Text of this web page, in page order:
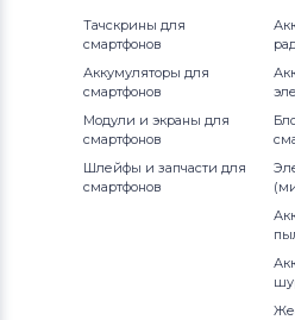
Аккумуляторы для
Аккумуляторы для
Аккумуляторы для
Аккумуляторы для
Inspiron Mini
Inspiron XPS
1440
1440n
1464
14Z
Тачскрины для
смартфонов
Аккумуляторы для
смартфонов
Модули и экраны для
смартфонов
Шлейфы и запчасти для
смартфонов